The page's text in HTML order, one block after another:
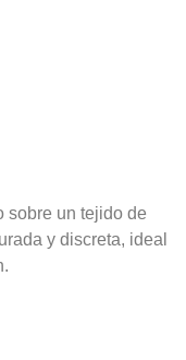
sobre un tejido de
y discreta, ideal